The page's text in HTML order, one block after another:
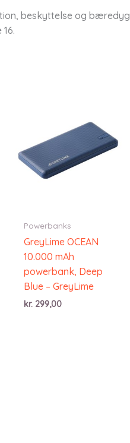
beskyttelse og
Powerbanks
GreyLime OCEAN
10.000 mAh
powerbank, Deep
Blue – GreyLime
kr.299,00